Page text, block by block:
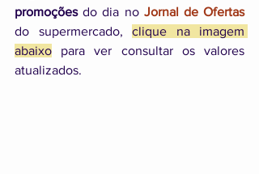
promoções do dia no Jornal de Ofertas
do supermercado, clique na imagem
abaixo para ver consultar os valores
atualizados.